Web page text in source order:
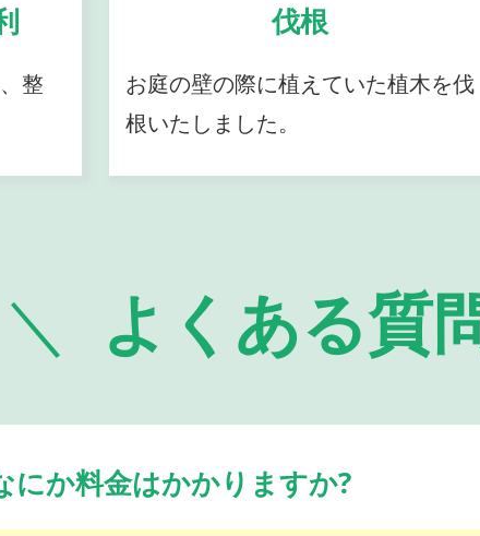
整
伐根
お庭の壁の際に植えていた植木を伐
根いたしました。
よくある質
にか料金はかかりますか?